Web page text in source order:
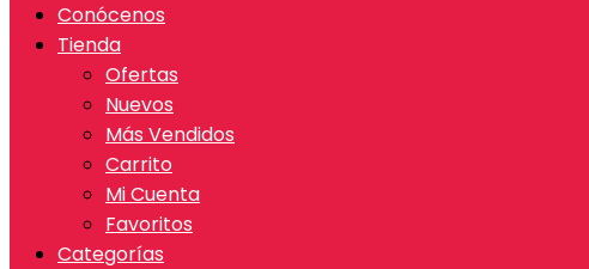
Conócenos
Tienda
Ofertas
Nuevos
Más Vendidos
Carrito
Mi Cuenta
Favoritos
Categorías